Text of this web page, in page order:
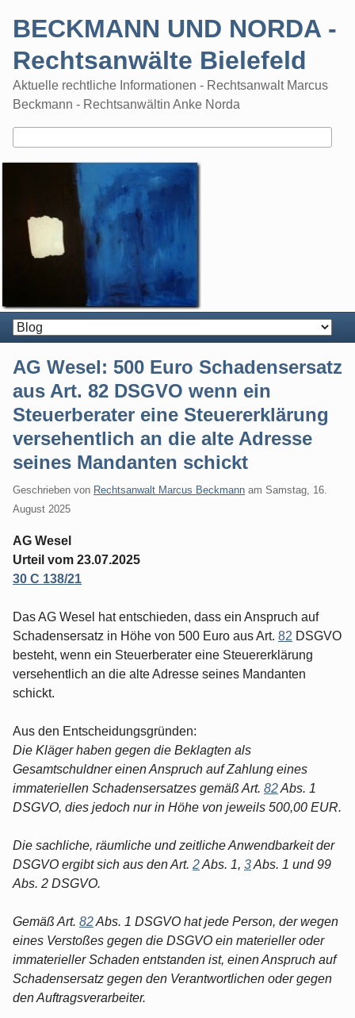
BECKMANN UND NORDA -
Rechtsanwälte Bielefeld
Aktuelle rechtliche Informationen - Rechtsanwalt Marcus
Beckmann - Rechtsanwältin Anke Norda
AG Wesel: 500 Euro Schadensersatz
aus Art. 82 DSGVO wenn ein
Steuerberater eine Steuererklärung
versehentlich an die alte Adresse
seines Mandanten schickt
Geschrieben von Rechtsanwalt Marcus Beckmann am Samstag, 16.
August 2025
AG Wesel
Urteil vom 23.07.2025
30 C 138/21
Das AG Wesel hat entschieden, dass ein Anspruch auf
Schadensersatz in Höhe von 500 Euro aus Art. 82 DSGVO
besteht, wenn ein Steuerberater eine Steuererklärung
versehentlich an die alte Adresse seines Mandanten
schickt.
Aus den Entscheidungsgründen:
Die Kläger haben gegen die Beklagten als
Gesamtschuldner einen Anspruch auf Zahlung eines
immateriellen Schadensersatzes gemäß Art. 82Abs. 1
DSGVO, dies jedoch nur in Höhe von jeweils 500,00 EUR.
Die sachliche, räumliche und zeitliche Anwendbarkeit der
DSGVO ergibt sich aus den Art. 2Abs. 1, 3Abs. 1 und 99
Abs. 2 DSGVO.
Gemäß Art. 82Abs. 1 DSGVO hat jede Person, der wegen
eines Verstoßes gegen die DSGVO ein materieller oder
immaterieller Schaden entstanden ist, einen Anspruch auf
Schadensersatz gegen den Verantwortlichen oder gegen
den Auftragsverarbeiter.